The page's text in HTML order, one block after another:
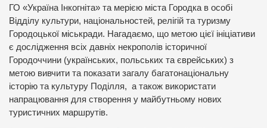
ГО «Україна Інкогніта» та мерією міста Городка в особі
Відділу культури, національностей, релігій та туризму
Городоцької міськради. Нагадаємо, що метою цієї ініціативи
є дослідження всіх давніх некрополів історичної
Городоччини (українських, польських та єврейських) з
метою вивчити та показати загалу багатонаціональну
історію та культуру Поділля, а також використати
напрацювання для створення у майбутньому нових
туристичних маршрутів.